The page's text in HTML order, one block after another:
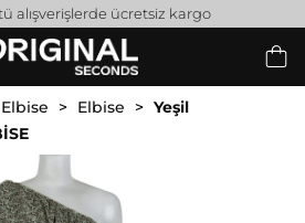
alışverişlerde ücretsiz kargo
Elbise Elbise
Yeşil